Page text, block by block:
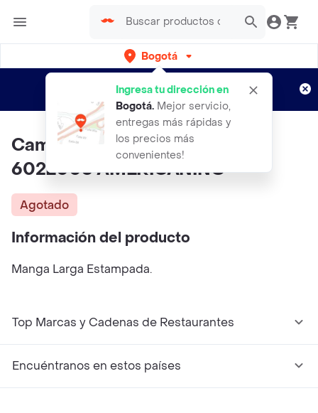
Bogotá
Ingresa tu dirección en
Bogotá. Mejor servicio,
entregas más rápidas y
los precios más
convenientes!
envíos gratis por semanas
Aplican TyC
Camiseta Mujer Verde Talla L
602E006 AMERICANINO
Agotado
Información del producto
Manga Larga Estampada.
Top Marcas y Cadenas de Restaurantes
Encuéntranos en estos países